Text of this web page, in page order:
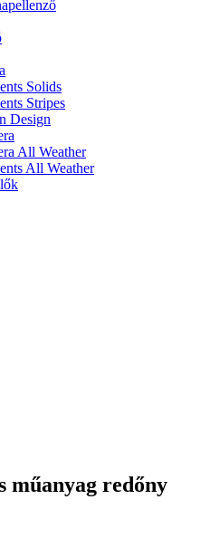
Solids
Stripes
Design
All Weather
All Weather
műanyag redőny